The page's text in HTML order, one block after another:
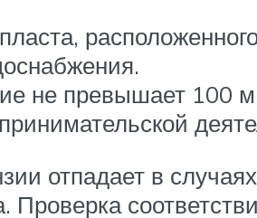
не превышает 100
отпадает в